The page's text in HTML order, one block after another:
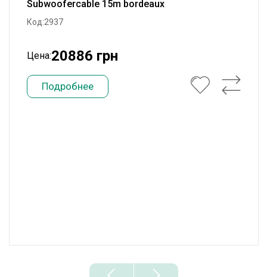
Subwoofercable 15m bordeaux
Код:2937
Цена:20886 грн
Подробнее